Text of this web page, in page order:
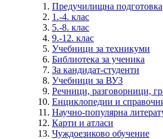
Предучилищна подготовка
1.-4. клас
5.-8. клас
9.-12. клас
Учебници за техникуми
Библиотека за ученика
За кандидат-студенти
Учебници за ВУЗ
Речници, разговорници,
Енциклопедии и
Научно-популярна
Карти и атласи
Чуждоезиково обучение